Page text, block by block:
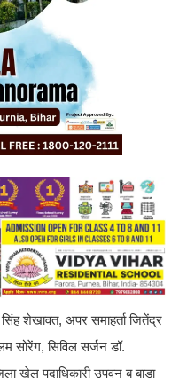
शेखावत, अपर समाहर्ता जितेंद्र
सोरेंग, सिविल सर्जन डॉ.
खेल पदाधिकारी उपवन ब बाड़ा